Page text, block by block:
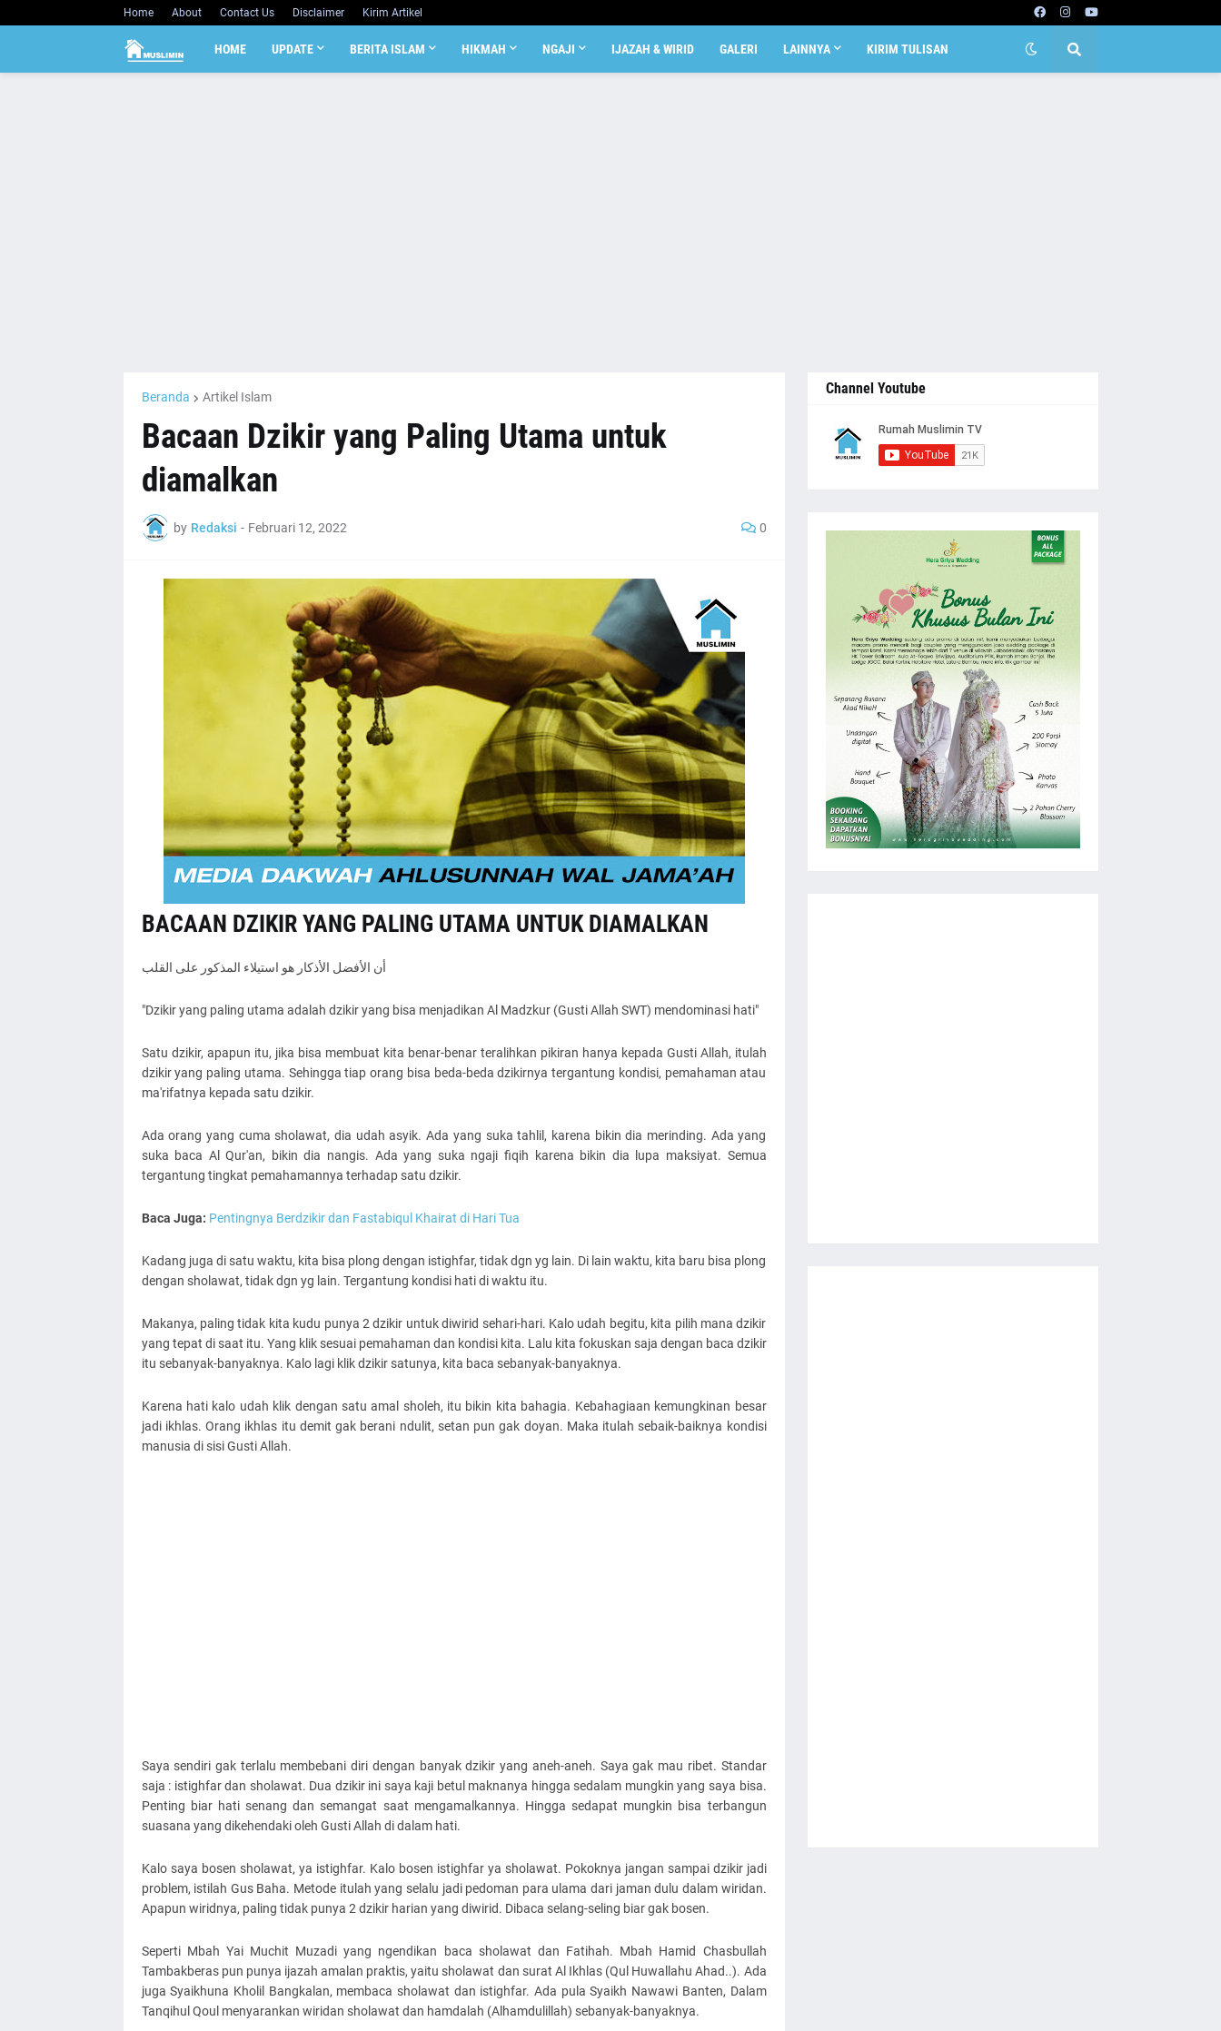
Home About Contact Us Disclaimer Kirim Artikel
HOME UPDATE BERITA ISLAM HIKMAH NGAJI IJAZAH & WIRID GALERI LAINNYA KIRIM TULISAN
Beranda Artikel Islam
Bacaan Dzikir yang Paling Utama untuk
diamalkan
by Redaksi - Februari 12, 2022 0
BACAAN DZIKIR YANG PALING UTAMA UNTUK DIAMALKAN
أن الأفضل الأذكار هو استيلاء المذكور على القلب
"Dzikir yang paling utama adalah dzikir yang bisa menjadikan Al Madzkur (Gusti Allah SWT) mendominasi hati"
Satu dzikir, apapun itu, jika bisa membuat kita benar-benar teralihkan pikiran hanya kepada Gusti Allah, itulah
dzikir yang paling utama. Sehingga tiap orang bisa beda-beda dzikirnya tergantung kondisi, pemahaman atau
ma'rifatnya kepada satu dzikir.
Ada orang yang cuma sholawat, dia udah asyik. Ada yang suka tahlil, karena bikin dia merinding. Ada yang
suka baca Al Qur'an, bikin dia nangis. Ada yang suka ngaji fiqih karena bikin dia lupa maksiyat. Semua
tergantung tingkat pemahamannya terhadap satu dzikir.
Baca Juga: Pentingnya Berdzikir dan Fastabiqul Khairat di Hari Tua
Kadang juga di satu waktu, kita bisa plong dengan istighfar, tidak dgn yg lain. Di lain waktu, kita baru bisa plong
dengan sholawat, tidak dgn yg lain. Tergantung kondisi hati di waktu itu.
Makanya, paling tidak kita kudu punya 2 dzikir untuk diwirid sehari-hari. Kalo udah begitu, kita pilih mana dzikir
yang tepat di saat itu. Yang klik sesuai pemahaman dan kondisi kita. Lalu kita fokuskan saja dengan baca dzikir
itu sebanyak-banyaknya. Kalo lagi klik dzikir satunya, kita baca sebanyak-banyaknya.
Karena hati kalo udah klik dengan satu amal sholeh, itu bikin kita bahagia. Kebahagiaan kemungkinan besar
jadi ikhlas. Orang ikhlas itu demit gak berani ndulit, setan pun gak doyan. Maka itulah sebaik-baiknya kondisi
manusia di sisi Gusti Allah.
Saya sendiri gak terlalu membebani diri dengan banyak dzikir yang aneh-aneh. Saya gak mau ribet. Standar
saja : istighfar dan sholawat. Dua dzikir ini saya kaji betul maknanya hingga sedalam mungkin yang saya bisa.
Penting biar hati senang dan semangat saat mengamalkannya. Hingga sedapat mungkin bisa terbangun
suasana yang dikehendaki oleh Gusti Allah di dalam hati.
Kalo saya bosen sholawat, ya istighfar. Kalo bosen istighfar ya sholawat. Pokoknya jangan sampai dzikir jadi
problem, istilah Gus Baha. Metode itulah yang selalu jadi pedoman para ulama dari jaman dulu dalam wiridan.
Apapun wiridnya, paling tidak punya 2 dzikir harian yang diwirid. Dibaca selang-seling biar gak bosen.
Seperti Mbah Yai Muchit Muzadi yang ngendikan baca sholawat dan Fatihah. Mbah Hamid Chasbullah
Tambakberas pun punya ijazah amalan praktis, yaitu sholawat dan surat Al Ikhlas (Qul Huwallahu Ahad..). Ada
juga Syaikhuna Kholil Bangkalan, membaca sholawat dan istighfar. Ada pula Syaikh Nawawi Banten, Dalam
Tanqihul Qoul menyarankan wiridan sholawat dan hamdalah (Alhamdulillah) sebanyak-banyaknya.
Channel Youtube